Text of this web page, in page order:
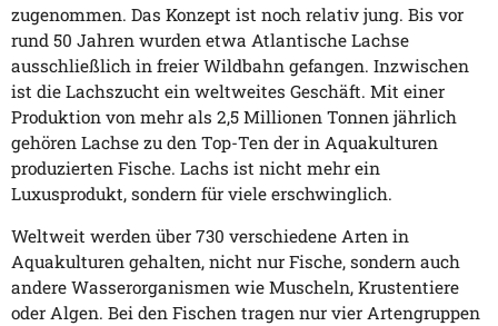
zugenommen. Das Konzept ist noch relativ jung. Bis vor
rund 50 Jahren wurden etwa Atlantische Lachse
ausschließlich in freier Wildbahn gefangen. Inzwischen
ist die Lachszucht ein weltweites Geschäft. Mit einer
Produktion von mehr als 2,5 Millionen Tonnen jährlich
gehören Lachse zu den Top-Ten der in Aquakulturen
produzierten Fische. Lachs ist nicht mehr ein
Luxusprodukt, sondern für viele erschwinglich.
Weltweit werden über 730 verschiedene Arten in
Aquakulturen gehalten, nicht nur Fische, sondern auch
andere Wasserorganismen wie Muscheln, Krustentiere
oder Algen. Bei den Fischen tragen nur vier Artengruppen